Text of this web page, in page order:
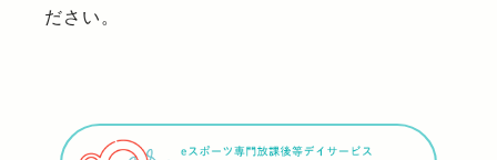
ださい。